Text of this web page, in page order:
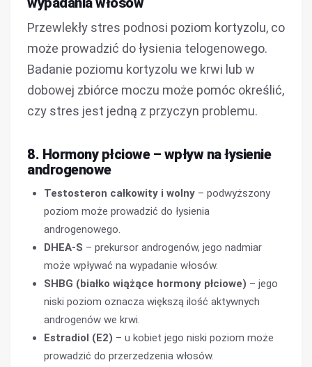
Przewlekły stres podnosi poziom kortyzolu, co
może prowadzić do łysienia telogenowego.
Badanie poziomu kortyzolu we krwi lub w
dobowej zbiórce moczu może pomóc określić,
czy stres jest jedną z przyczyn problemu.
8. Hormony płciowe – wpływ na łysienie
androgenowe
Testosteron całkowity i wolny – podwyższony
poziom może prowadzić do łysienia
androgenowego.
DHEA-S – prekursor androgenów, jego nadmiar
może wpływać na wypadanie włosów.
SHBG (białko wiążące hormony płciowe) – jego
niski poziom oznacza większą ilość aktywnych
androgenów we krwi.
Estradiol (E2) – u kobiet jego niski poziom może
prowadzić do przerzedzenia włosów.